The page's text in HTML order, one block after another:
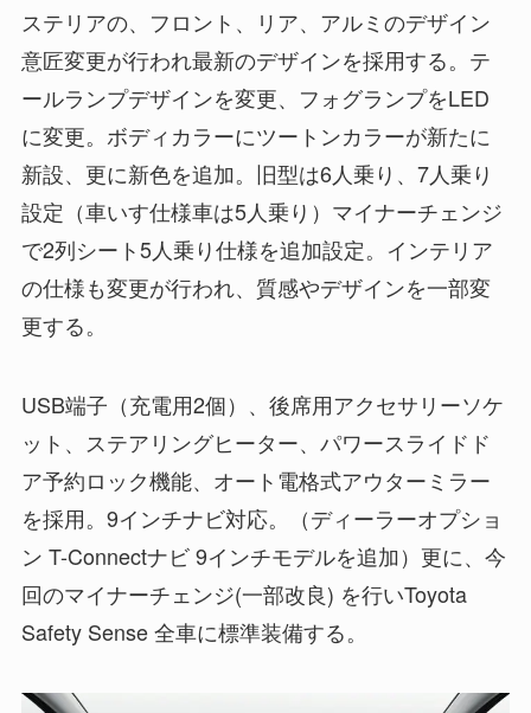
ステリアの、フロント、リア、アルミのデザイン
意匠変更が行われ最新のデザインを採用する。テ
ールランプデザインを変更、フォグランプをLED
に変更。ボディカラーにツートンカラーが新たに
新設、更に新色を追加。旧型は6人乗り、7人乗り
設定（車いす仕様車は5人乗り）マイナーチェンジ
で2列シート5人乗り仕様を追加設定。インテリア
の仕様も変更が行われ、質感やデザインを一部変
更する。
USB端子（充電用2個）、後席用アクセサリーソケ
ット、ステアリングヒーター、パワースライドド
ア予約ロック機能、オート電格式アウターミラー
を採用。9インチナビ対応。（ディーラーオプショ
ン T-Connectナビ 9インチモデルを追加）更に、今
回のマイナーチェンジ(一部改良) を行いToyota
Safety Sense 全車に標準装備する。